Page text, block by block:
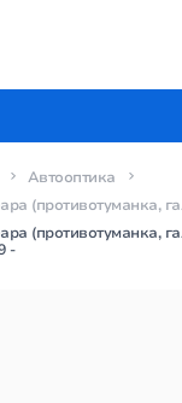
Автооптика
(противотуманка,
(противотуманка,
-